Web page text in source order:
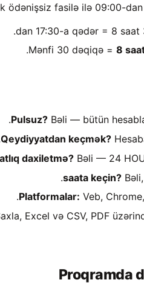
Mənfi 30 dəqiqə = 8
Pulsuz?Bəli — bütün
Qeydiyyatdan keçmək?
Bəli — 24
Bəli,
Platformalar: Veb,
Excel və CSV, PDF
Proqramda